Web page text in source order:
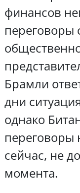
финансов
переговоры
Брамли
дни
однако
переговоры
сейчас, не
момента.